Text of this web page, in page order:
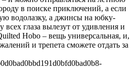
в поиске приключений, а если
водолазку, а джинсы на юбку-
всех глаза вылезут от удивления и
Hobo – вещь универсальная, и,
и трепета сможете отдать за